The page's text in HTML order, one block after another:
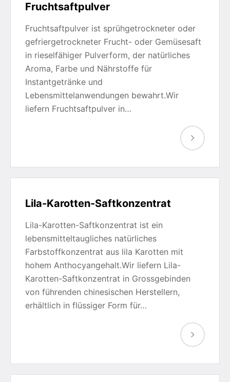
Fruchtsaftpulver
Fruchtsaftpulver ist sprühgetrockneter oder
gefriergetrockneter Frucht- oder Gemüsesaft
in rieselfähiger Pulverform, der natürliches
Aroma, Farbe und Nährstoffe für
Instantgetränke und
Lebensmittelanwendungen bewahrt.Wir
liefern Fruchtsaftpulver in…
Lila-Karotten-Saftkonzentrat
Lila-Karotten-Saftkonzentrat ist ein
lebensmitteltaugliches natürliches
Farbstoffkonzentrat aus lila Karotten mit
hohem Anthocyangehalt.Wir liefern Lila-
Karotten-Saftkonzentrat in Grossgebinden
von führenden chinesischen Herstellern,
erhältlich in flüssiger Form für…